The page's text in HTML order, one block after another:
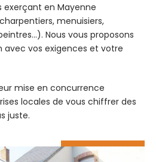
en Mayenne
menuisiers,
Nous vous proposons
avec vos exigences et votre
mise en concurrence
locales de vous chiffrer des
juste.